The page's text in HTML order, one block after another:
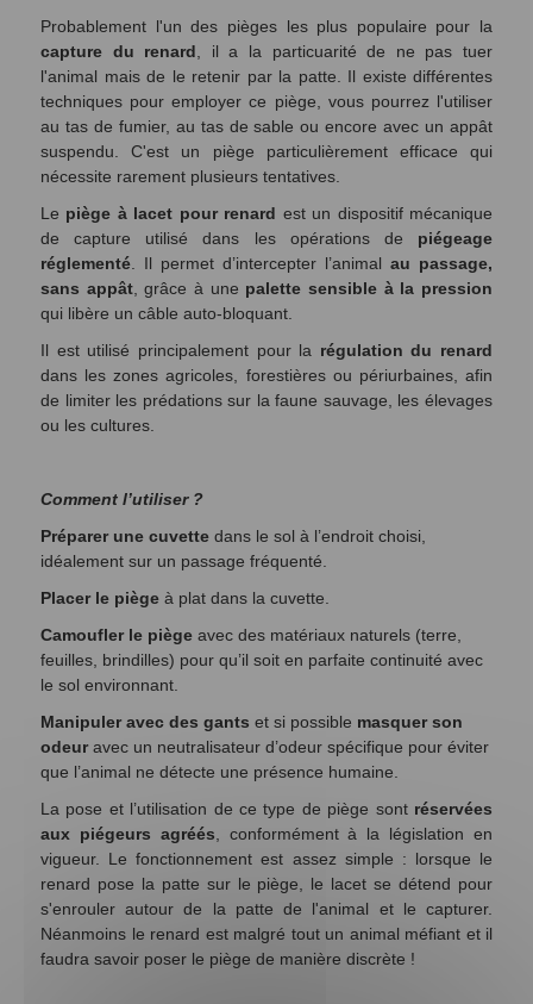
Probablement l'un des pièges les plus populaire pour la
capture du renard , ila la particuarité de ne pas tuer
l'animal mais de le retenir par la patte. Il existe différentes
techniques pour employer ce piège, vous pourrez l'utiliser
au tas de fumier, au tas de sable ou encore avec un appât
suspendu. C'est un piège particulièrement efficace qui
nécessite rarement plusieurs tentatives.
Le piège à lacet pour renard est un dispositif mécanique
de capture utilisé dans les opérations de piégeage
réglementé . Il permet d’intercepter l’animal au passage,
sans appât, grâce à une palette sensible à la pression
qui libère un câble auto-bloquant.
Il est utilisé principalement pour la régulation du renard
dans les zones agricoles, forestières ou périurbaines, afin
de limiter les prédations sur la faune sauvage, les élevages
ou les cultures.
Comment l’utiliser ?
Préparer une cuvette dans le sol à l’endroit choisi,
idéalement sur un passage fréquenté.
Placer le piège à plat dans la cuvette.
Camoufler le piège avec des matériaux naturels (terre,
feuilles, brindilles) pour qu’il soit en parfaite continuité avec
le sol environnant.
Manipuler avec des gants et si possible masquer son
odeuravec un neutralisateur d’odeur spécifique pour éviter
que l’animal ne détecte une présence humaine.
La pose et l’utilisation de ce type de piège sont réservées
aux piégeurs agréés , conformément à la législation en
vigueur. Le fonctionnement est assez simple : lorsque le
renard pose la patte sur le piège, le lacet se détend pour
s'enrouler autour de la patte de l'animal et le capturer.
Néanmoins le renard est malgré tout un animal méfiant et il
faudra savoir poser le piège de manière discrète !